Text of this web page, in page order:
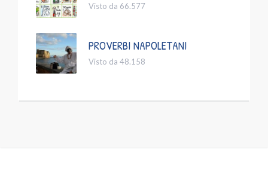
Visto da 66.577
PROVERBI NAPOLETANI
Visto da 48.158